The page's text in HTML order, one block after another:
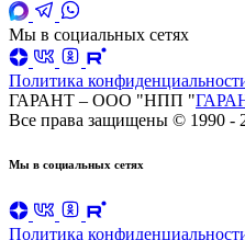
Мы в социальных сетях
Политика
ГАРАНТ – ООО "НПП "
Все права защищены © 1990 -
Мы в социальных сетях
Политика